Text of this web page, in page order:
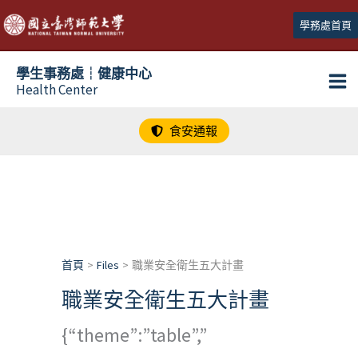
跳
至
主
學務處首頁
學生事務處┆健康中心
Health Center
食安通報
首頁 Files 職業安全衛生五大計畫
職業安全衛生五大計畫
{“theme”:”table”,”